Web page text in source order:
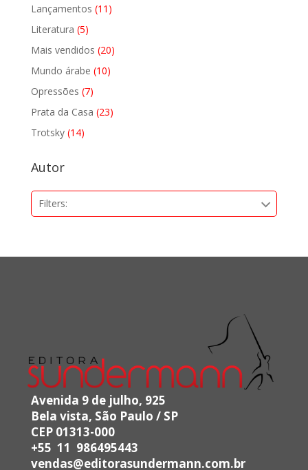
Lançamentos 11 11
Literatura 55
produtos
Mais vendidos 2020
Mundo árabe 1010
Opressões 77
produtos
Prata da Casa 2323
Trotsky 1414
Autor
Filters:
Avenida 9 de julho, 925
Bela vista, São Paulo / SP
CEP 01313-000
+55 11 986495443
vendas@editorasundermann.com.br